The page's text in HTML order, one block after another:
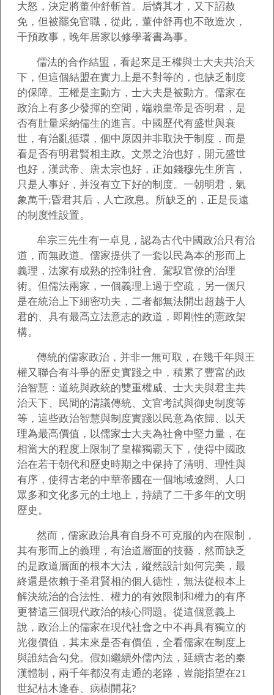
大怒，決定將董仲舒斬首。后憐其才，又下詔赦
免，但被罷免官職，從此，董仲舒再也不敢造次，
干預政事，晚年居家以修學著書為事。
儒法的合作結盟，看起來是王權與士大夫共治天
下，但這個結盟在實力上是不對等的，也缺乏制度
的保障。王權是主動方，士大夫是被動方。儒家在
政治上有多少發揮的空間，端賴皇帝是否明君，是
否有肚量采納儒生的進言。中國歷代有盛世與衰
世，有治亂循環，個中原因并非取決于制度，而是
看是否有明君賢相主政。文景之治也好，開元盛世
也好，漢武帝、唐太宗也好，正如錢穆先生所言，
只是人事好，并沒有立下好的制度。一朝明君，氣
象萬千;昏君其后，人亡政息。所缺乏的，正是長遠
的制度性設置。
牟宗三先生有一卓見，認為古代中國政治只有治
道，而無政道。儒家提供了一套以民為本的形而上
義理，法家有成熟的控制社會、駕馭官僚的治理
術。但儒法兩家，一個義理上過于空疏，另一個只
是在統治上下細密功夫，二者都無法開出超越于人
君的、具有最高立法意志的政道，即剛性的憲政架
構。
傳統的儒家政治，并非一無可取，在幾千年與王
權又聯合有斗爭的歷史實踐之中，積累了豐富的政
治智慧：道統與政統的雙重權威、士大夫與君主共
治天下、民間的清議傳統、文官考試與御史制度等
等，這些政治智慧與制度實踐以民意為依歸、以天
理為最高價值，以儒家士大夫為社會中堅力量，在
相當大的程度上限制了皇權獨霸天下，使得中國政
治在若干朝代和歷史時期之中保持了清明、理性與
有序，使得古老的中華帝國在一個地域遼闊、人口
眾多和文化多元的土地上，持續了二千多年的文明
歷史。
然而，儒家政治具有自身不可克服的內在限制，
其有形而上的義理，有治道層面的技藝，然而缺乏
的是政道層面的根本大法，縱然設計如何完美，最
終還是依賴于圣君賢相的個人德性，無法從根本上
解決統治的合法性、權力的有效限制和權力的有序
更替這三個現代政治的核心問題。從這個意義上
說，政治上的儒家在現代社會之中不再具有獨立的
光復價值，其未來是否有價值，全看儒家在制度上
與誰結合勾兌。假如繼續外儒內法，延續古老的秦
漢體制，兩千年都沒有走通的老路，豈能指望在21
世紀枯木逢春、病樹開花?